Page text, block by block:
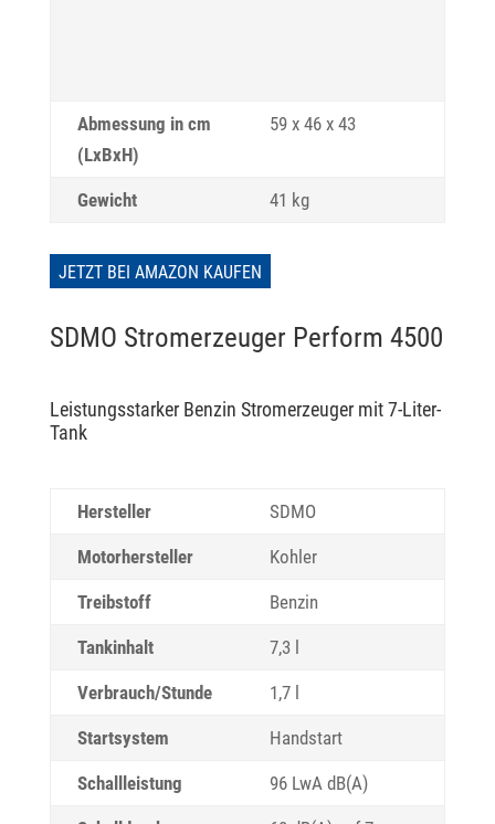
Abmessung in cm
(LxBxH)
59 x 46 x 43
Gewicht 41 kg
JETZT BEI AMAZON KAUFEN
SDMO Stromerzeuger Perform 4500
Leistungsstarker Benzin Stromerzeuger mit 7-Liter-
Tank
Hersteller
SDMO
Motorhersteller
Kohler
Treibstoff
Benzin
Tankinhalt
7,3 l
Verbrauch/Stunde
1,7 l
Startsystem
Handstart
Schallleistung
96 LwA dB(A)